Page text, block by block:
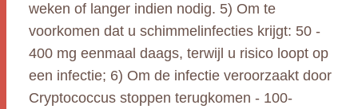
weken of langer indien nodig. 5) Om te
voorkomen dat u schimmelinfecties krijgt: 50 -
400 mg eenmaal daags, terwijl u risico loopt op
een infectie; 6) Om de infectie veroorzaakt door
Cryptococcus stoppen terugkomen - 100-